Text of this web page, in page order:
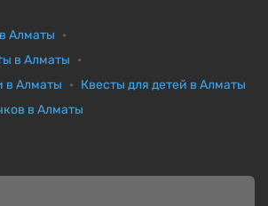
Алматы
в Алматы
в Алматы
Квесты для детей в Алматы
в Алматы